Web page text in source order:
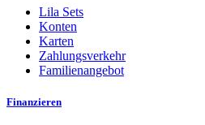
Lila Sets
Konten
Karten
Zahlungsverkehr
Familienangebot
Finanzieren